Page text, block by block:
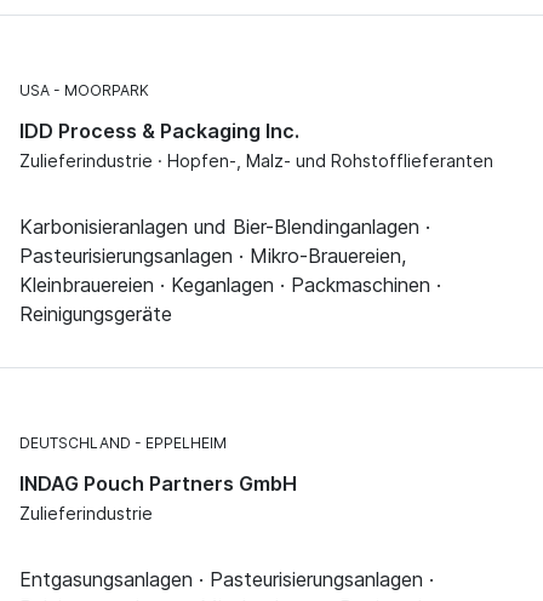
USA MOORPARK
IDD Process & Packaging Inc.
Zulieferindustrie · Hopfen-, Malz- und Rohstofflieferanten
Karbonisieranlagen und Bier-Blendinganlagen ·
Pasteurisierungsanlagen · Mikro-Brauereien,
Kleinbrauereien · Keganlagen · Packmaschinen ·
Reinigungsgeräte
DEUTSCHLAND EPPELHEIM
INDAG Pouch Partners GmbH
Zulieferindustrie
Entgasungsanlagen · Pasteurisierungsanlagen ·